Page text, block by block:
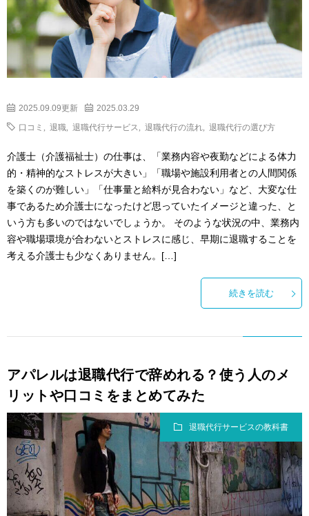
2025.09.09更新 2025.03.29
口コミ 退職 退職代行サービス 退職代行の流れ 退職代行の選び方
介護士（介護福祉士）の仕事は、「業務内容や夜勤などによる体力
的・精神的なストレスが大きい」「職場や施設利用者との人間関係
を築くのが難しい」「仕事量と給料が見合わない」など、大変な仕
事であるため介護士になったけど思っていたイメージと違った、と
いう方も多いのではないでしょうか。 そのような状況の中、業務内
容や職場環境が合わないとストレスに感じ、早期に退職することを
考える介護士も少なくありません。[…]
続きを読む
アパレルは退職代行で辞めれる？使う人のメ
リットや口コミをまとめてみた
退職代行サービスの教科書